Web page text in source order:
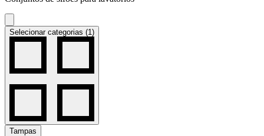
Selecionar categorias (1)
Tampas